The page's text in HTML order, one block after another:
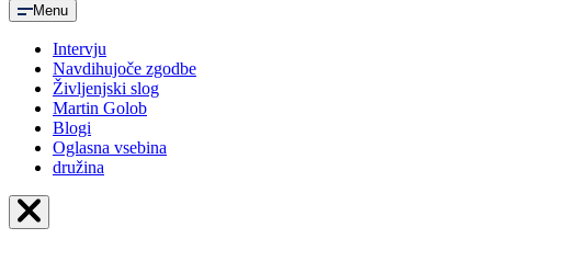
Menu
Intervju
Navdihujoče zgodbe
Življenjski slog
Martin Golob
Blogi
Oglasna vsebina
družina